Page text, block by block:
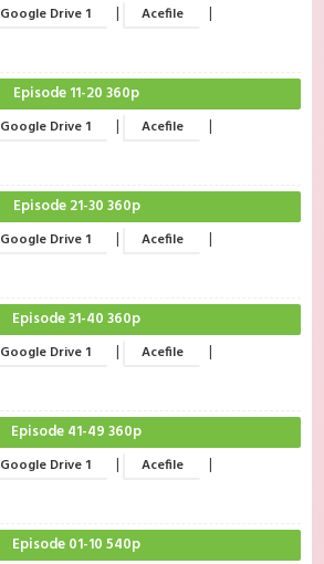
Google Drive 1 | Acefile |
Episode 11-20 360p
Google Drive 1 | Acefile |
Episode 21-30 360p
Google Drive 1 | Acefile |
Episode 31-40 360p
Google Drive 1 | Acefile |
Episode 41-49 360p
Google Drive 1 | Acefile |
Episode 01-10 540p